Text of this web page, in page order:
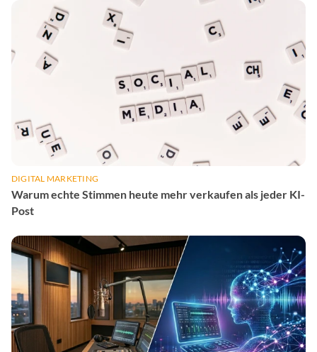
DIGITAL MARKETING
Warum echte Stimmen heute mehr verkaufen als jeder KI-
Post